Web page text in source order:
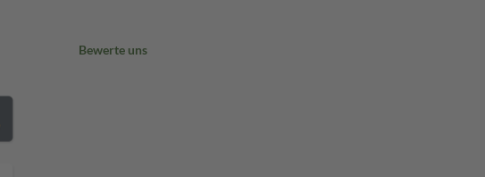
Bewerte uns